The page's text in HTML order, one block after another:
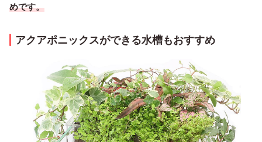
めです。
アクアポニックスができる水槽もおすすめ